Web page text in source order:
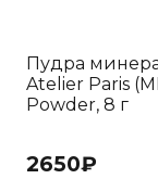
Пудра
Atelier Paris
Powder, 8 г
2650₽